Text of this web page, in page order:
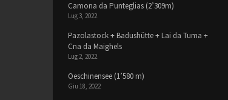
Camona da Punteglias (2’309m)
Lug 3, 2022
Pazolastock + Badushütte + Lai da Tuma +
Cna da Maighels
Lug 2, 2022
Oeschinensee (1’580 m)
Giu 18, 2022